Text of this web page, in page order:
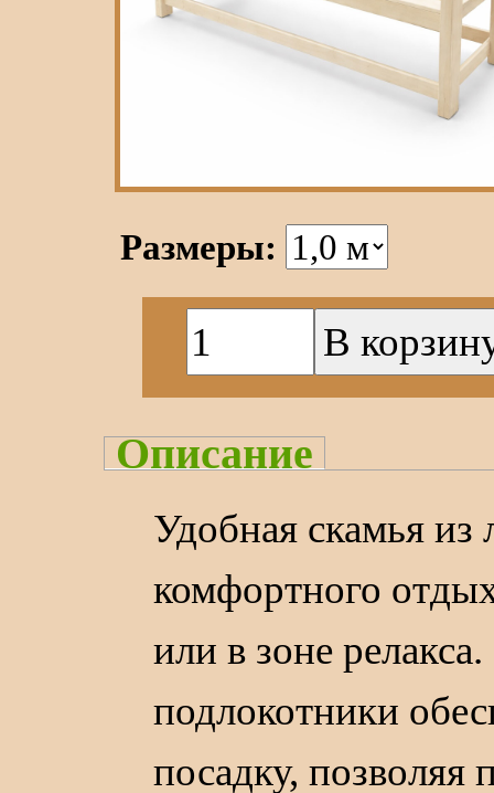
Размеры:
Описание
Удобная скамья из
комфортного
или в зоне
подлокотники
посадку, позволяя